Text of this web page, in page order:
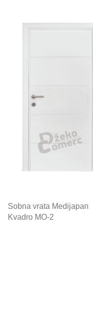
Sobna vrata Medijapan
Kvadro MO-2